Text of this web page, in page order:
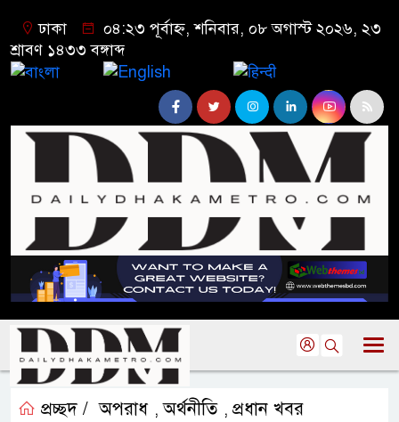
ঢাকা
০৪:২৩ পূর্বাহ্ন, শনিবার, ০৮ অগাস্ট ২০২৬, ২৩
শ্রাবণ ১৪৩৩ বঙ্গাব্দ
প্রচ্ছদ / অপরাধ ,অর্থনীতি , প্রধান খবর